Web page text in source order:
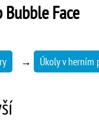
Bubble Face
→ Úkoly v herním